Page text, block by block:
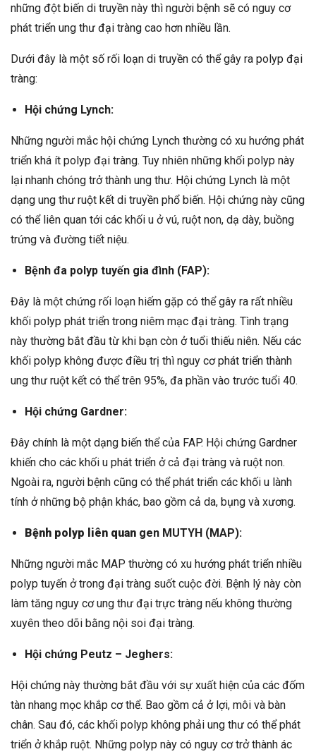
những đột biến di truyền này thì người bệnh sẽ có nguy cơ
phát triển ung thư đại tràng cao hơn nhiều lần.
Dưới đây là một số rối loạn di truyền có thể gây ra polyp đại
tràng:
Hội chứng Lynch:
Những người mắc hội chứng Lynch thường có xu hướng phát
triển khá ít polyp đại tràng. Tuy nhiên những khối polyp này
lại nhanh chóng trở thành ung thư. Hội chứng Lynch là một
dạng ung thư ruột kết di truyền phổ biến. Hội chứng này cũng
có thể liên quan tới các khối u ở vú, ruột non, dạ dày, buồng
trứng và đường tiết niệu.
Bệnh đa polyp tuyến gia đình (FAP):
Đây là một chứng rối loạn hiếm gặp có thể gây ra rất nhiều
khối polyp phát triển trong niêm mạc đại tràng. Tình trạng
này thường bắt đầu từ khi bạn còn ở tuổi thiếu niên. Nếu các
khối polyp không được điều trị thì nguy cơ phát triển thành
ung thư ruột kết có thể trên 95%, đa phần vào trước tuổi 40.
Hội chứng Gardner:
Đây chính là một dạng biến thể của FAP. Hội chứng Gardner
khiến cho các khối u phát triển ở cả đại tràng và ruột non.
Ngoài ra, người bệnh cũng có thể phát triển các khối u lành
tính ở những bộ phận khác, bao gồm cả da, bụng và xương.
Bệnh polyp liên quan gen MUTYH (MAP):
Những người mắc MAP thường có xu hướng phát triển nhiều
polyp tuyến ở trong đại tràng suốt cuộc đời. Bệnh lý này còn
làm tăng nguy cơ ung thư đại trực tràng nếu không thường
xuyên theo dõi bằng nội soi đại tràng.
Hội chứng Peutz – Jeghers:
Hội chứng này thường bắt đầu với sự xuất hiện của các đốm
tàn nhang mọc khắp cơ thể. Bao gồm cả ở lợi, môi và bàn
chân. Sau đó, các khối polyp không phải ung thư có thể phát
triển ở khắp ruột. Những polyp này có nguy cơ trở thành ác